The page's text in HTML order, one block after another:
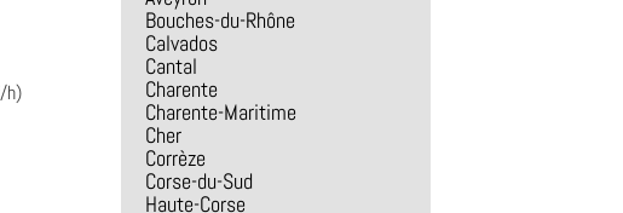
h)
Bouches-du-Rhône
Calvados
Cantal
Charente
Charente-Maritime
Cher
Corrèze
Corse-du-Sud
Haute-Corse